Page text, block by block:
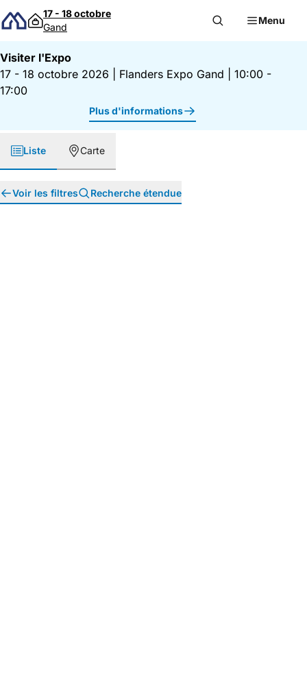
Passer au contenu
17 - 18 octobre
Gand
Menu
Visiter l'Expo
17 - 18 octobre 2026
Flanders Expo Gand
10:00 -
17:00
Plus d'informations
Liste Carte
Voir les filtres Recherche étendue